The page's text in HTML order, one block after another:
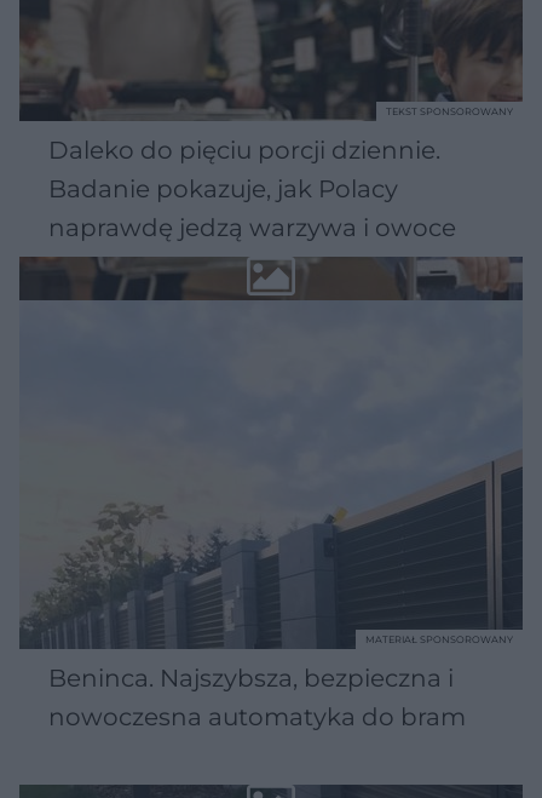
Daleko do pięciu porcji dziennie.
Badanie pokazuje, jak Polacy
naprawdę jedzą warzywa i owoce
TEKST SPONSOROWANY
Beninca. Najszybsza, bezpieczna i
nowoczesna automatyka do bram
MATERIAŁ SPONSOROWANY